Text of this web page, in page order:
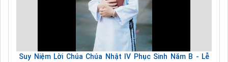
Suy Niệm Lời Chúa Chúa Nhật IV Phục Sinh Năm B - Lễ